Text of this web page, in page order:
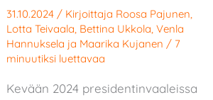
31.10.2024 / Kirjoittaja Roosa Pajunen,
Lotta Teivaala, Bettina Ukkola, Venla
Hannuksela ja Maarika Kujanen / 7
minuutiksi luettavaa
Kevään 2024 presidentinvaaleissa